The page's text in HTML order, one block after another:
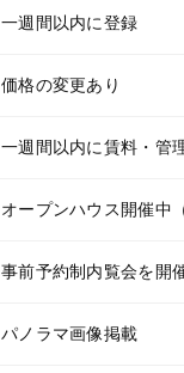
一週間以内に登録
価格の変更あり
一週間以内に賃料・管
オープンハウス開催中
事前予約制内覧会を開
パノラマ画像掲載